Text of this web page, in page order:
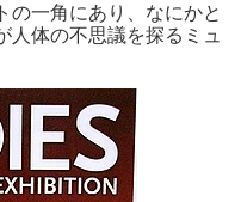
の一角にあり、なにかと
人体の不思議を探るミュ